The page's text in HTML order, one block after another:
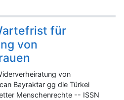
für
von
von
Bayraktar gg die Türkei
Menschenrechte -- ISSN